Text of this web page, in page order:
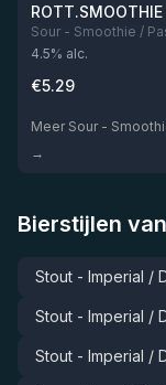
Niet op
Sour - Smoothie /
4.5% alc.
€5.29
Meer Sour -
→
Bierstijlen
Stout - Imperial /
Stout - Imperial /
Stout - Imperial /